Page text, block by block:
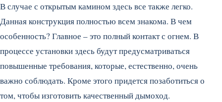
В случае с открытым камином здесь все также легко.
Данная конструкция полностью всем знакома. В чем
особенность? Главное – это полный контакт с огнем. В
процессе установки здесь будут предусматриваться
повышенные требования, которые, естественно, очень
важно соблюдать. Кроме этого придется позаботиться о
том, чтобы изготовить качественный дымоход.